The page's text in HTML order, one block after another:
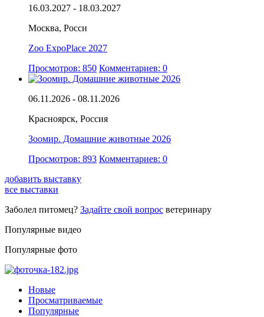
16.03.2027 - 18.03.2027
Москва, Росси
Zoo ExpoPlace 2027
Просмотров: 850 Комментариев: 0
06.11.2026 - 08.11.2026
Красноярск, Россия
Зоомир. Домашние животные 2026
Просмотров: 893 Комментариев: 0
добавить выставку
все выставки
Заболел питомец? Задайте свой вопрос ветеринару
Популярные видео
Популярные фото
Новые
Просматриваемые
Популярные